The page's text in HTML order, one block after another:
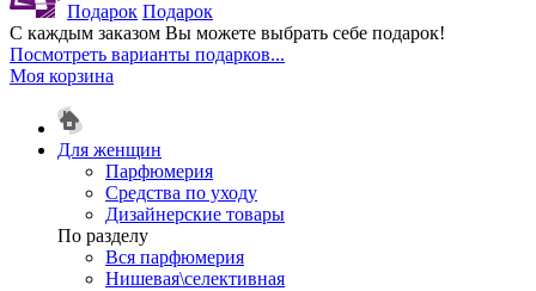
Подарок Подарок
С каждым заказом Вы можете выбрать себе подарок!
Посмотреть варианты подарков...
Моя корзина
Для женщин
Парфюмерия
Средства по уходу
Дизайнерские товары
По разделу
Вся парфюмерия
Нишевая\селективная